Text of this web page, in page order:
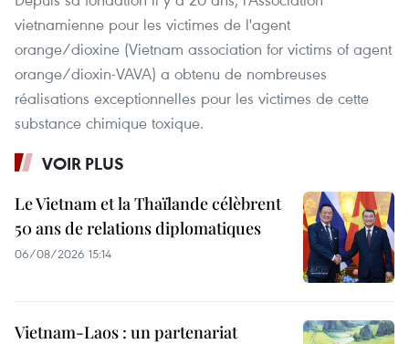
vietnamienne pour les victimes de l'agent
orange/dioxine (Vietnam association for victims of agent
orange/dioxin-VAVA) a obtenu de nombreuses
réalisations exceptionnelles pour les victimes de cette
substance chimique toxique.
VOIR PLUS
Le Vietnam et la Thaïlande célèbrent
50 ans de relations diplomatiques
06/08/2026 15:14
Vietnam-Laos : un partenariat